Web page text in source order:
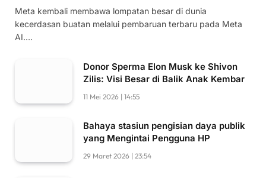
Meta kembali membawa lompatan besar di dunia
kecerdasan buatan melalui pembaruan terbaru pada Meta
AI.…
Donor Sperma Elon Musk ke Shivon
Zilis: Visi Besar di Balik Anak Kembar
11 Mei 2026 | 14:55
Bahaya stasiun pengisian daya publik
yang Mengintai Pengguna HP
29 Maret 2026 | 23:54